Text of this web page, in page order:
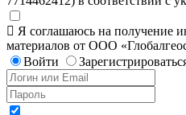
Я соглашаюсь на получение
материалов от ООО
Войти